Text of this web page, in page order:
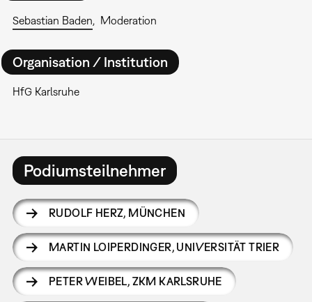
Sebastian Baden Moderation
Organisation / Institution
HfG Karlsruhe
Podiumsteilnehmer
RUDOLF HERZ, MÜNCHEN
MARTIN LOIPERDINGER, UNIVERSITÄT TRIER
PETER WEIBEL, ZKM KARLSRUHE